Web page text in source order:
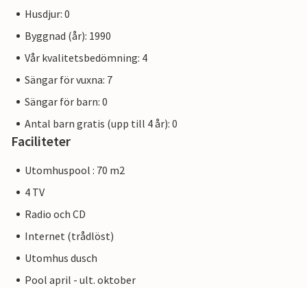
Husdjur: 0
Byggnad (år): 1990
Vår kvalitetsbedömning: 4
Sängar för vuxna: 7
Sängar för barn: 0
Antal barn gratis (upp till 4 år): 0
Faciliteter
Utomhuspool : 70 m2
4 TV
Radio och CD
Internet (trådlöst)
Utomhus dusch
Pool april - ult. oktober